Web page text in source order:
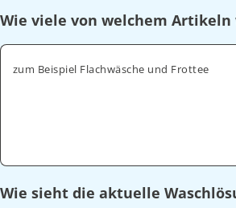
Wie viele von welchem Artikeln
zum Beispiel Flachwäsche und Frottee
Wie sieht die aktuelle